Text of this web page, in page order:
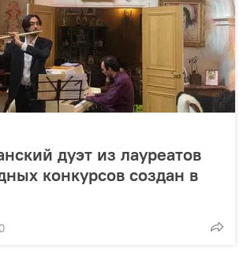
дуэт из лауреатов
конкурсов создан в